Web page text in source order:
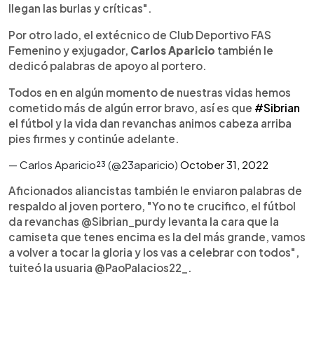
llegan las burlas y críticas".
Por otro lado, el extécnico de Club Deportivo FAS
Femenino y exjugador, Carlos Aparicio también le
dedicó palabras de apoyo al portero.
Todos en en algún momento de nuestras vidas hemos
cometido más de algún error bravo, así es que #Sibrian
el fútbol y la vida dan revanchas animos cabeza arriba
pies firmes y continúe adelante.
— Carlos Aparicio²³ (@23aparicio) October 31, 2022
Aficionados aliancistas también le enviaron palabras de
respaldo al joven portero, "Yo no te crucifico, el fútbol
da revanchas @Sibrian_purdy levanta la cara que la
camiseta que tenes encima es la del más grande, vamos
a volver a tocar la gloria y los vas a celebrar con todos",
tuiteó la usuaria @PaoPalacios22_.